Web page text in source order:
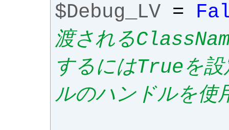
$Debug_LV =
渡される
するにはTrueを
ルのハンドルを使